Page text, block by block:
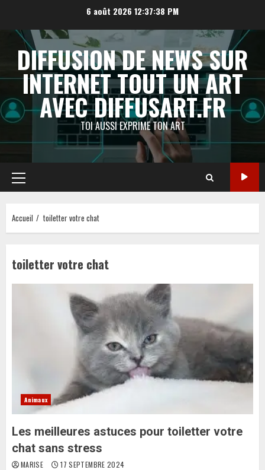
contenu
6 août 2026 12:37:39 PM
DIFFUSION DE NEWS SUR
INTERNET TOUT UN ART
AVEC DIFFUSART.FR
TOI AUSSI EXPRIME TON ART
Menu
principal
Accueil toiletter votre chat
toiletter votre chat
Animaux
Les meilleures astuces pour toiletter votre
chat sans stress
MARISE 17 SEPTEMBRE 2024